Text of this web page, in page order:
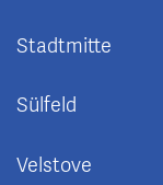
Stadtmitte
Sülfeld
Velstove